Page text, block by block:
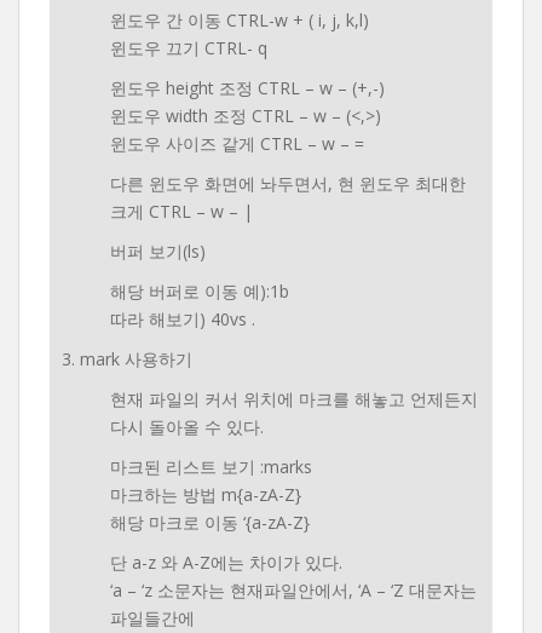
윈도우 간 이동 CTRL-w + ( i, j, k,l)
윈도우 끄기 CTRL- q
윈도우 height 조정 CTRL – w – (+,-)
윈도우 width 조정 CTRL – w – (<,>)
윈도우 사이즈 같게 CTRL – w – =
다른 윈도우 화면에 놔두면서, 현 윈도우 최대한
크게 CTRL – w – |
버퍼 보기(ls)
해당 버퍼로 이동 예):1b
따라 해보기) 40vs .
3. mark 사용하기
현재 파일의 커서 위치에 마크를 해놓고 언제든지
다시 돌아올 수 있다.
마크된 리스트 보기 :marks
마크하는 방법 m{a-zA-Z}
해당 마크로 이동 ‘{a-zA-Z}
단 a-z 와 A-Z에는 차이가 있다.
‘a – ‘z 소문자는 현재파일안에서, ‘A – ‘Z 대문자는
파일들간에